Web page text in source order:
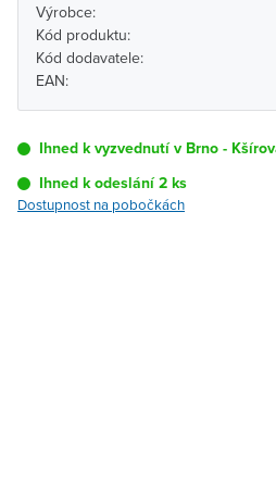
Výrobce:
Kód produktu:
Kód dodavatele:
EAN:
Ihned k vyzvednutí v Brno -
Ihned k odeslání 2 ks
Dostupnost na pobočkách